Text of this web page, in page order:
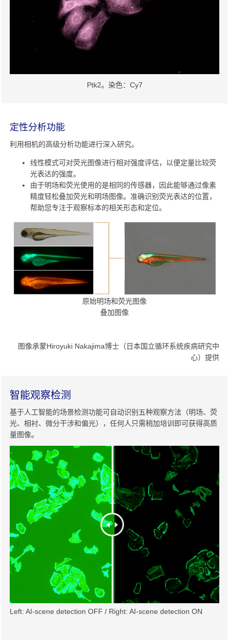
Ptk2。染色：Cy7
定性分析功能
利用相机的高级分析功能进行深入研究。
线性模式可对荧光图像进行相对强度评估，以便定量比较荧
光表达的强度。
由于明场和荧光使用的是相同的传感器，因此能够通过像素
精度轻松叠加荧光和明场图像。准确识别荧光表达的位置，
帮助您专注于观察标本的相关形态和定位。
原始明场和荧光图像
叠加图像
图像承蒙Hiroyuki Nakajima博士（日本国立循环系统疾病研究中
心）提供
智能观察检测
基于人工智能的场景检测功能可自动识别五种观察方法（明场、荧
光、相衬、微分干涉和偏光），任何人只需稍加培训即可获得高质
量图像。
Left: AI-scene detection OFF / Right: AI-scene detection ON